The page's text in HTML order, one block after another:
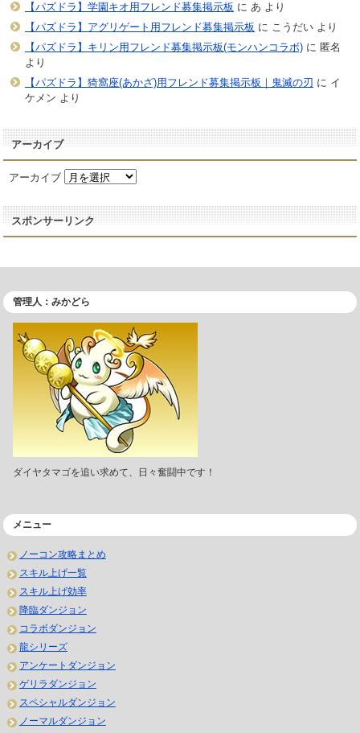
【パズドラ】学園キオ用フレンド募集掲示板 に あ より
【パズドラ】アグリゲート用フレンド募集掲示板 に こうだいより
【パズドラ】キリン用フレンド募集掲示板(モンハンコラボ)に 匿名
より
【パズドラ】猗窩座(あかざ)用フレンド募集掲示板｜鬼滅の刃 に イ
ケメン より
アーカイブ
アーカイブ
スポンサーリンク
管理人：みかどら
ダイヤタマゴを追い求めて、日々奮闘中です！
メニュー
ノーコン攻略まとめ
スキル上げ一覧
スキル上げ効率
降臨ダンジョン
コラボダンジョン
龍シリーズ
アンケートダンジョン
ゲリラダンジョン
スペシャルダンジョン
ノーマルダンジョン